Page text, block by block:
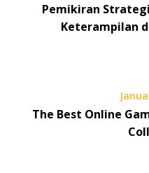
Pemikiran
Keterampilan
The Best Online